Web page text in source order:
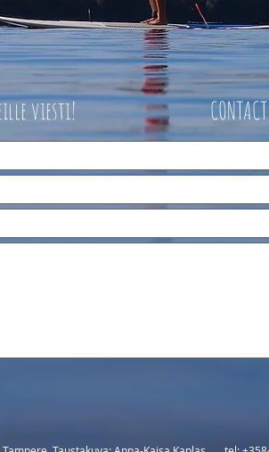
viesti! CONTACT